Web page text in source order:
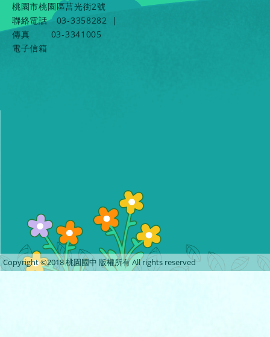
桃園市桃園區莒光街2號
聯絡電話
03-3358282
|
傳真
03-3341005
電子信箱
Copyright ©2018 桃園國中 版權所有 All rights reserved